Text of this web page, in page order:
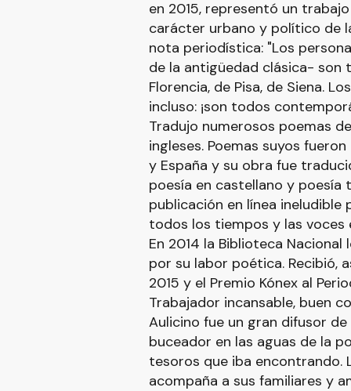
en 2015, representó un
carácter urbano y político de
nota periodística: "Los
de la antigüedad clásica- son
Florencia, de Pisa, de Siena.
incluso: ¡son todos
Tradujo numerosos poemas
ingleses. Poemas suyos
y España y su obra fue
poesía en castellano y poesía
publicación en línea ineludible
todos los tiempos y las
En 2014 la Biblioteca
por su labor poética. Recibió,
2015 y el Premio Kónex al
Trabajador incansable, buen
Aulicino fue un gran difusor
buceador en las aguas de la
tesoros que iba encontrando.
acompaña a sus familiares y